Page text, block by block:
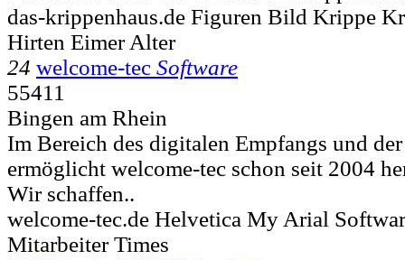
das-krippenhaus.de Figuren Bild Krippe
Hirten Eimer Alter
24 welcome-tec Software
55411
Bingen am Rhein
Im Bereich des digitalen Empfangs und
ermöglicht welcome-tec schon seit 2004
Wir schaffen..
welcome-tec.de Helvetica My Arial
Mitarbeiter Times